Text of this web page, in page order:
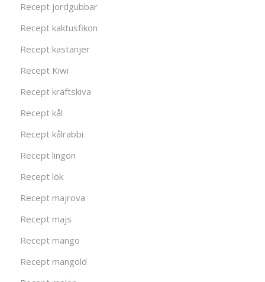
Recept jordgubbar
Recept kaktusfikon
Recept kastanjer
Recept Kiwi
Recept kräftskiva
Recept kål
Recept kålrabbi
Recept lingon
Recept lök
Recept majrova
Recept majs
Recept mango
Recept mangold